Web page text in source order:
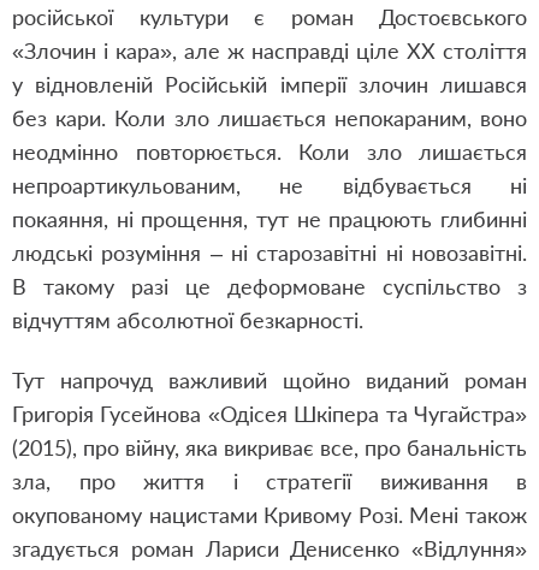
російської культури є роман Достоєвського
«Злочин і кара», але ж насправді ціле ХХ століття
у відновленій Російській імперії злочин лишався
без кари. Коли зло лишається непокараним, воно
неодмінно повторюється. Коли зло лишається
непроартикульованим, не відбувається ні
покаяння, ні прощення, тут не працюють глибинні
людські розуміння – ні старозавітні ні новозавітні.
В такому разі це деформоване суспільство з
відчуттям абсолютної безкарності.
Тут напрочуд важливий щойно виданий роман
Григорія Гусейнова «Одісея Шкіпера та Чугайстра»
(2015), про війну, яка викриває все, про банальність
зла, про життя і стратегії виживання в
окупованому нацистами Кривому Розі. Мені також
згадується роман Лариси Денисенко «Відлуння»